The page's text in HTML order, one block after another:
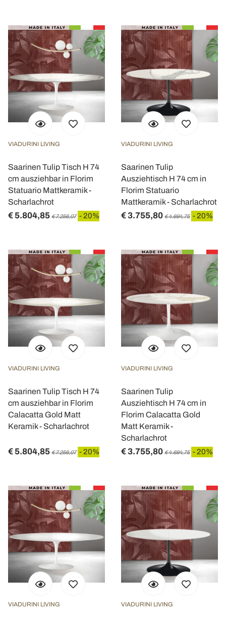
VIADURINI LIVING
Saarinen Tulip Tisch H 74
cm ausziehbar in Florim
Statuario Mattkeramik -
Scharlachrot
€ 5.804,85 € 7.256,07 - 20%
VIADURINI LIVING
Saarinen Tulip
Ausziehtisch H 74 cm in
Florim Statuario
Mattkeramik - Scharlachrot
€ 3.755,80 € 4.694,75 - 20%
VIADURINI LIVING
Saarinen Tulip Tisch H 74
cm ausziehbar in Florim
Calacatta Gold Matt
Keramik - Scharlachrot
€ 5.804,85 € 7.256,07 - 20%
VIADURINI LIVING
Saarinen Tulip
Ausziehtisch H 74 cm in
Florim Calacatta Gold
Matt Keramik -
Scharlachrot
€ 3.755,80 € 4.694,75 - 20%
VIADURINI LIVING VIADURINI LIVING